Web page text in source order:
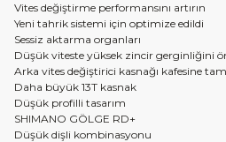
Vites değiştirme performansını artırın
Yeni tahrik sistemi için optimize edildi
Sessiz aktarma organları
Düşük viteste yüksek zincir gerginliğini
Arka vites değiştirici kasnağı kafesine
Daha büyük 13T kasnak
Düşük profilli tasarım
SHIMANO GÖLGE RD+
Düşük dişli kombinasyonu